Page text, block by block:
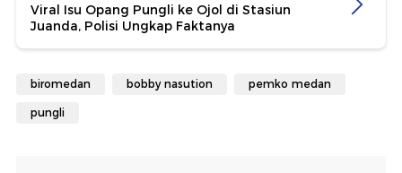
Viral Isu Opang Pungli ke Ojol di Stasiun
Juanda, Polisi Ungkap Faktanya
biromedan bobby nasution pemko medan
pungli